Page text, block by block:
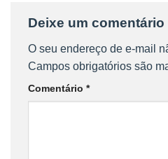
Deixe um comentário
O seu endereço de e-mail
Campos obrigatórios são
Comentário *